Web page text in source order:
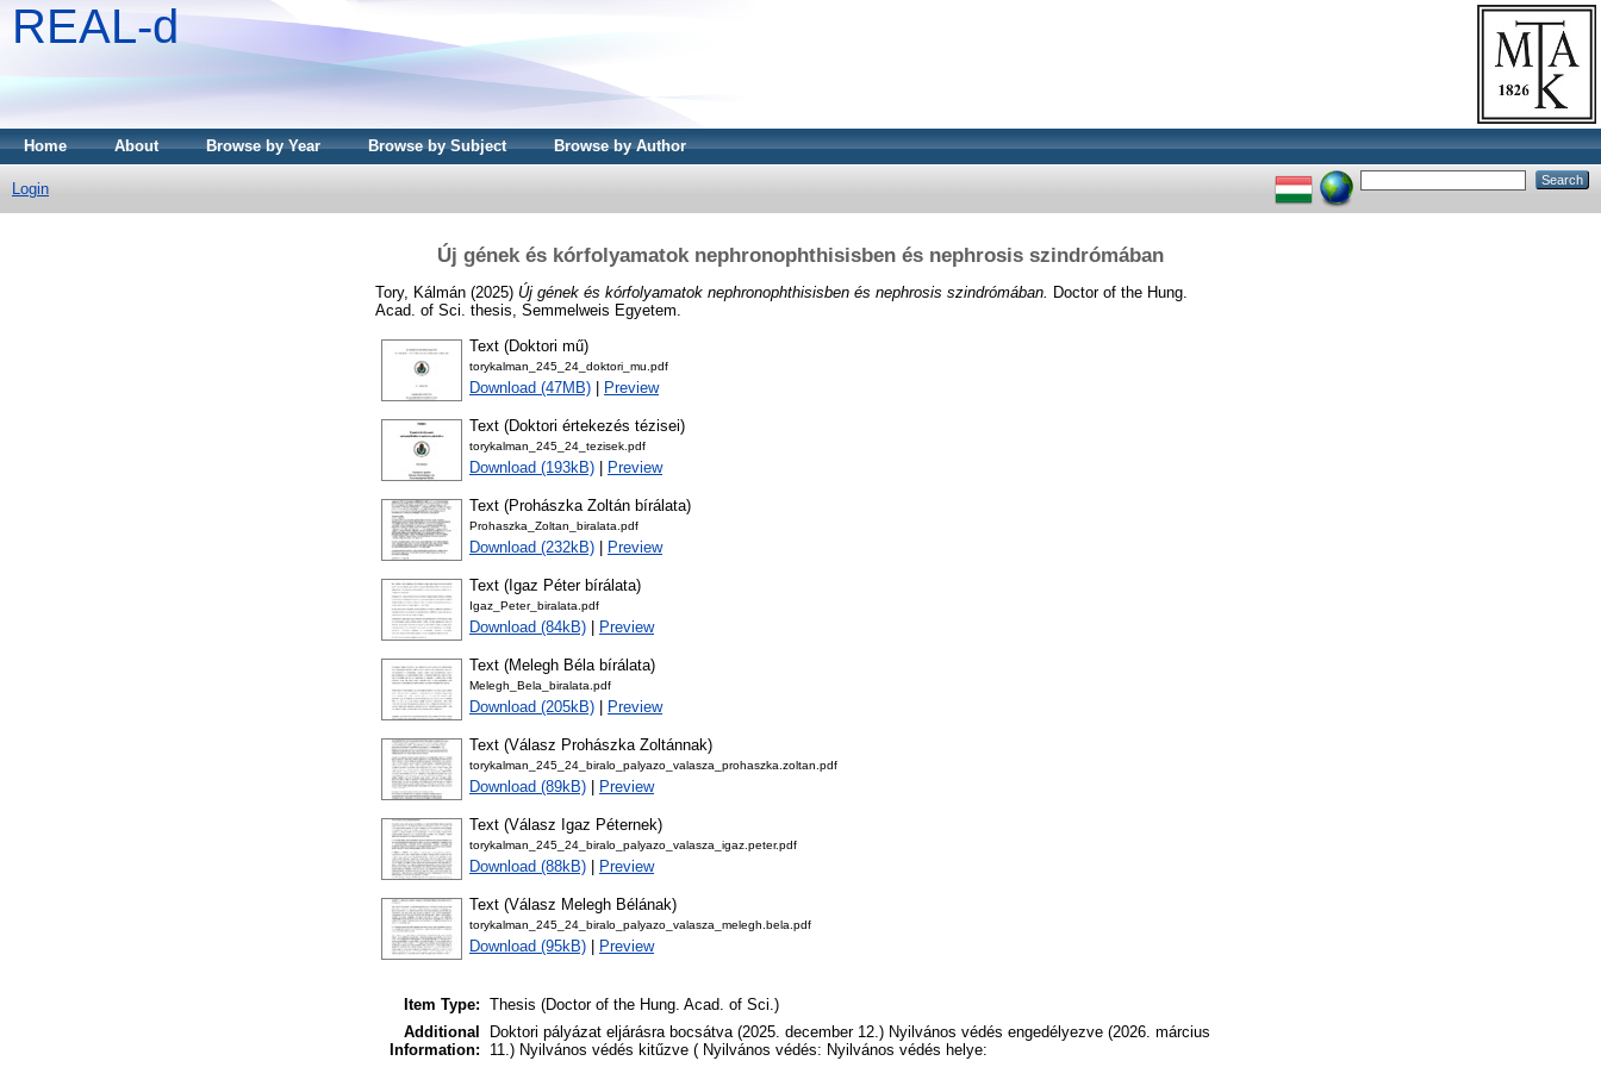
REAL-d
Home About Browse by Year Browse by Subject Browse by Author
Login
Új gének és kórfolyamatok nephronophthisisben és nephrosis szindrómában
Tory, Kálmán (2025) Új gének és kórfolyamatok nephronophthisisben és nephrosis szindrómában. Doctor of the Hung.
Acad. of Sci. thesis, Semmelweis Egyetem.
Text (Doktori mű)
torykalman_245_24_doktori_mu.pdf
Download (47MB) Preview
Text (Doktori értekezés tézisei)
torykalman_245_24_tezisek.pdf
Download (193kB) Preview
Text (Prohászka Zoltán bírálata)
Prohaszka_Zoltan_biralata.pdf
Download (232kB) Preview
Text (Igaz Péter bírálata)
Igaz_Peter_biralata.pdf
Download (84kB) Preview
Text (Melegh Béla bírálata)
Melegh_Bela_biralata.pdf
Download (205kB) Preview
Text (Válasz Prohászka Zoltánnak)
torykalman_245_24_biralo_palyazo_valasza_prohaszka.zoltan.pdf
Download (89kB) Preview
Text (Válasz Igaz Péternek)
torykalman_245_24_biralo_palyazo_valasza_igaz.peter.pdf
Download (88kB) Preview
Text (Válasz Melegh Bélának)
torykalman_245_24_biralo_palyazo_valasza_melegh.bela.pdf
Download (95kB) Preview
Item Type: Thesis (Doctor of the Hung. Acad. of Sci.)
Additional
Information:
Doktori pályázat eljárásra bocsátva (2025. december 12.) Nyilvános védés engedélyezve (2026. március
11.) Nyilvános védés kitűzve ( Nyilvános védés: Nyilvános védés helye: